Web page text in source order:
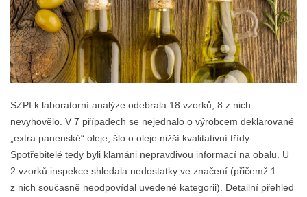
SZPI k laboratorní analýze odebrala 18 vzorků, 8 z nich
nevyhovělo. V 7 případech se nejednalo o výrobcem deklarované
„extra panenské“ oleje, šlo o oleje nižší kvalitativní třídy.
Spotřebitelé tedy byli klamáni nepravdivou informací na obalu. U
2 vzorků inspekce shledala nedostatky ve značení (přičemž 1
z nich současně neodpovídal uvedené kategorii). Detailní přehled